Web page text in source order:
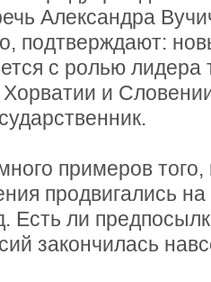
Александра
подтверждают:
с ролью лидера
и
примеров того,
продвигались
Есть ли
закончилась